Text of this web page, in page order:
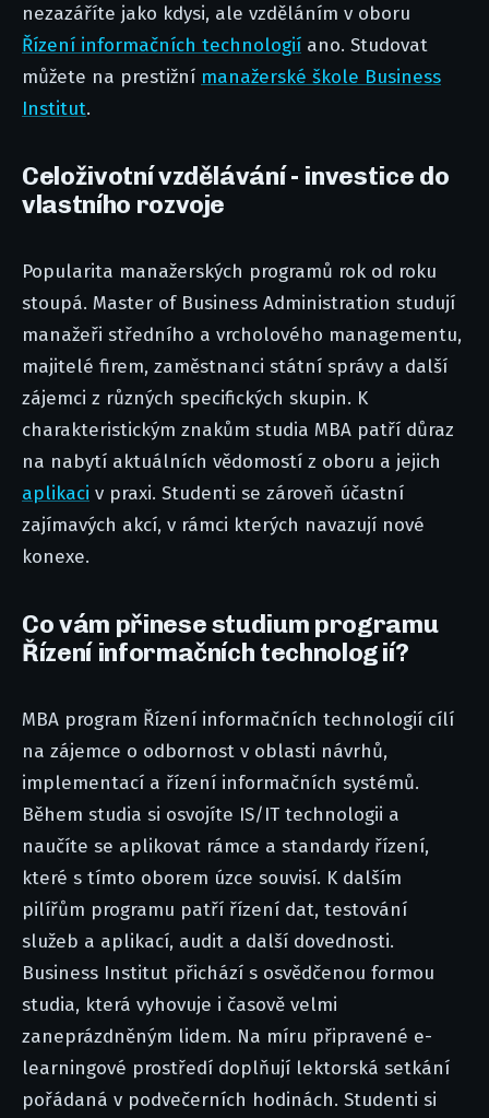
nezazáříte jako kdysi, ale vzděláním v oboru
Řízení informačních technologií ano. Studovat
můžete na prestižní manažerské škole Business
Institut.
Celoživotní vzdělávání - investice do
vlastního rozvoje
Popularita manažerských programů rok od roku
stoupá. Master of Business Administration studují
manažeři středního a vrcholového managementu,
majitelé firem, zaměstnanci státní správy a další
zájemci z různých specifických skupin. K
charakteristickým znakům studia MBA patří důraz
na nabytí aktuálních vědomostí z oboru a jejich
aplikaci v praxi. Studenti se zároveň účastní
zajímavých akcí, v rámci kterých navazují nové
konexe.
Co vám přinese studium programu
Řízení informačních technologií?
MBA program Řízení informačních technologií cílí
na zájemce o odbornost v oblasti návrhů,
implementací a řízení informačních systémů.
Během studia si osvojíte IS/IT technologii a
naučíte se aplikovat rámce a standardy řízení,
které s tímto oborem úzce souvisí. K dalším
pilířům programu patří řízení dat, testování
služeb a aplikací, audit a další dovednosti.
Business Institut přichází s osvědčenou formou
studia, která vyhovuje i časově velmi
zaneprázdněným lidem. Na míru připravené e-
learningové prostředí doplňují lektorská setkání
pořádaná v podvečerních hodinách. Studenti si